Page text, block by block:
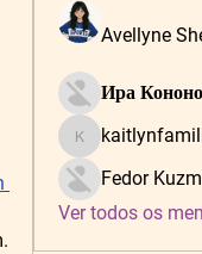
Avellyne
Ира
kaitlynfamiliar
Fedor
Ver todos os